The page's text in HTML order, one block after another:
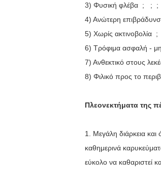
3) Φυσική φλέβα ; ; ;
4) Ανώτερη
5) Χωρίς
6) Τρόφιμα ασφαλή -
7) Ανθεκτικό στους
8) Φιλικό προς το
Πλεονεκτήματα της
1. Μεγάλη διάρκεια
καθημερινά
εύκολο να καθαριστεί